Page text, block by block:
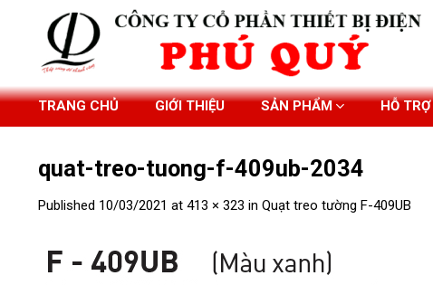
TRANG CHỦ GIỚI THIỆU SẢN PHẨM HỖ TRỢ
quat-treo-tuong-f-409ub-2034
Published 10/03/2021 at 413 × 323 in Quạt treo tường F-409UB